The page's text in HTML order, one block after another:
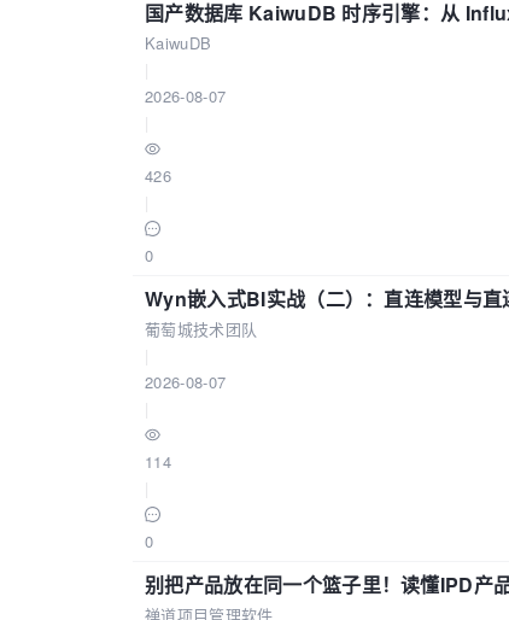
国产数据库 KaiwuDB 时序引擎：从
KaiwuDB
2026-08-07
426
0
Wyn嵌入式BI实战（二）：直连模型与
葡萄城技术团队
2026-08-07
114
0
别把产品放在同一个篮子里！读懂IPD产
禅道项目管理软件